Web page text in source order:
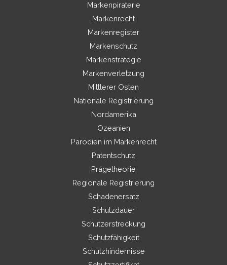
Markenpiraterie
Markenrecht
Markenregister
Markenschutz
Markenstrategie
Markenverletzung
Mittlerer Osten
Nationale Registrierung
Nordamerika
Ozeanien
Parodien im Markenrecht
Patentschutz
Prägetheorie
Regionale Registrierung
Schadenersatz
Schutzdauer
Schutzerstreckung
Schutzfähigkeit
Schutzhindernisse